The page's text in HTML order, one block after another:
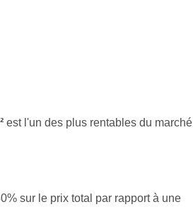
est l'un des plus rentables du marché
sur le prix total par rapport à une